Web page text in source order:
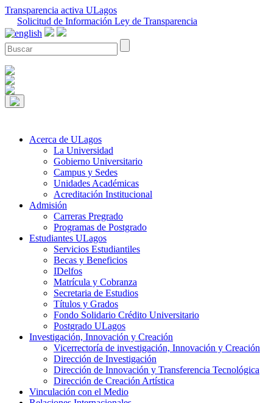
Transparencia activa ULagos
Solicitud de Información Ley de Transparencia
Acerca de ULagos
La Universidad
Gobierno Universitario
Campus y Sedes
Unidades Académicas
Acreditación Institucional
Admisión
Carreras Pregrado
Programas de Postgrado
Estudiantes ULagos
Servicios Estudiantiles
Becas y Beneficios
IDelfos
Matrícula y Cobranza
Secretaria de Estudios
Títulos y Grados
Fondo Solidario Crédito Universitario
Postgrado ULagos
Investigación, Innovación y Creación
Vicerrectoría de investigación, Innovación y Creación
Dirección de Investigación
Dirección de Innovación y Transferencia Tecnológica
Dirección de Creación Artística
Vinculación con el Medio